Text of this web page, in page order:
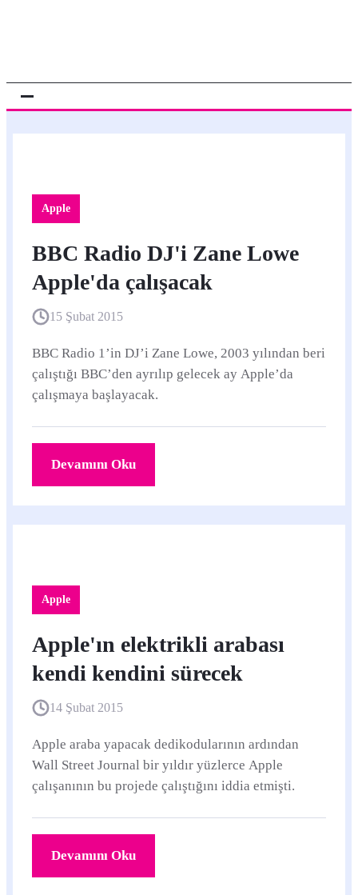
Apple
BBC Radio DJ'i Zane Lowe
Apple'da çalışacak
15 Şubat 2015
BBC Radio 1’in DJ’i Zane Lowe, 2003 yılından beri
çalıştığı BBC’den ayrılıp gelecek ay Apple’da
çalışmaya başlayacak.
Devamını Oku
Apple
Apple'ın elektrikli arabası
kendi kendini sürecek
14 Şubat 2015
Apple araba yapacak dedikodularının ardından
Wall Street Journal bir yıldır yüzlerce Apple
çalışanının bu projede çalıştığını iddia etmişti.
Devamını Oku